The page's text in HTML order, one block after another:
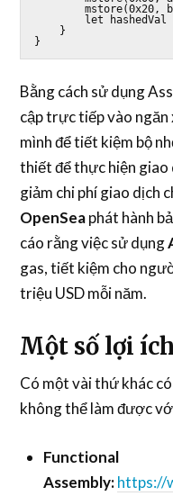
        mstore(0x20, b)
}
Bằng cách sử dụng
cập trực tiếp vào ngăn
mình để tiết kiệm bộ
thiết để thực hiện giao
giảm chi phí giao dịch
OpenSeaphát hành
cáo rằng việc sử dụng
gas, tiết kiệm cho
triệu USD mỗi năm.
Một số lợi
Có một vài thứ khác
không thể làm được
Functional
Assembly:https://